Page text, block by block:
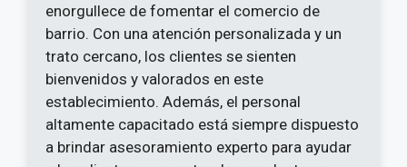
enorgullece de fomentar el comercio de
barrio. Con una atención personalizada y un
trato cercano, los clientes se sienten
bienvenidos y valorados en este
establecimiento. Además, el personal
altamente capacitado está siempre dispuesto
a brindar asesoramiento experto para ayudar